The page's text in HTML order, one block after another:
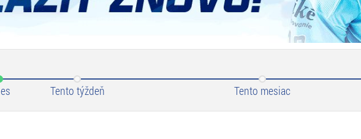
Tento týždeň Tento mesiac